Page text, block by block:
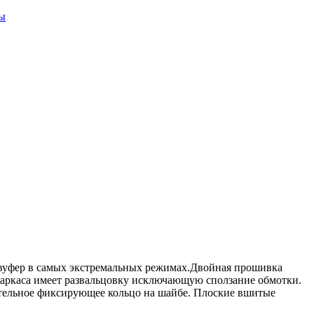
в самых экстремальных режимах.Двойная прошивка
имеет развальцовку исключающую сползание обмотки.
фиксирующее кольцо на шайбе. Плоские вшитые